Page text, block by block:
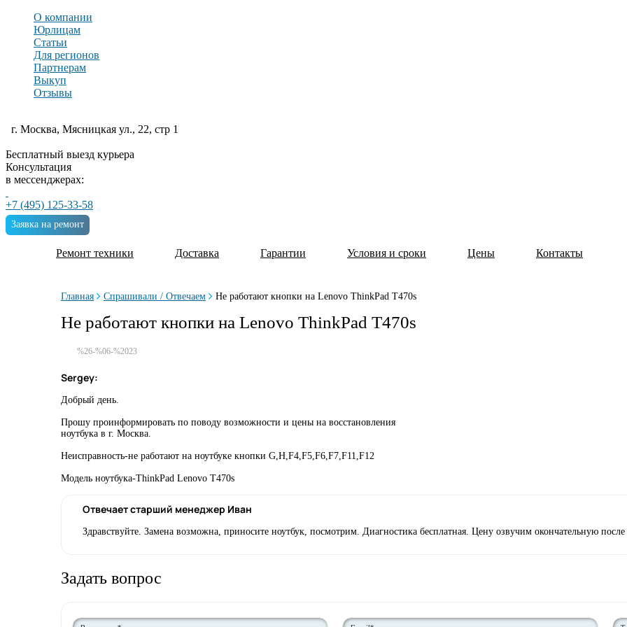
О компании
Юрлицам
Статьи
Для регионов
Партнерам
Выкуп
Отзывы
г. Москва, Мясницкая ул., 22, стр 1
Бесплатный выезд курьера
Консультация
в мессенджерах:
+7 (495) 125-33-58
Заявка на ремонт
Ремонт техники Доставка Гарантии Условия и сроки Цены Контакты
Главная Спрашивали / Отвечаем Не работают кнопки на Lenovo ThinkPad T470s
Не работают кнопки на Lenovo ThinkPad T470s
%26-%06-%2023
Sergey:
Добрый день.
Прошу проинформировать по поводу возможности и цены на восстановления
ноутбука в г. Москва.
Неисправность-не работают на ноутбуке кнопки G,H,F4,F5,F6,F7,F11,F12
Модель ноутбука-ThinkPad Lenovo T470s
Отвечает старший менеджер Иван
Здравствуйте. Замена возможна, приносите ноутбук, посмотрим. Диагностика бесплатная. Цену озвучим окончательную после
Задать вопрос